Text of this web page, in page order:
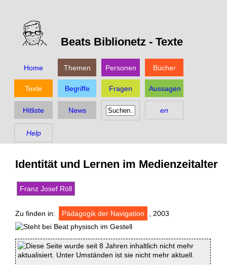
Beats Biblionetz - Texte
Home Themen Personen Bücher
Texte Begriffe Fragen Aussagen
Hitliste News en
Help
Identität und Lernen im Medienzeitalter
Franz Josef Röll
Zu finden in: Pädagogik der Navigation , 2003
Diese Seite wurde seit 8 Jahren inhaltlich nicht mehr
aktualisiert. Unter Umständen ist sie nicht mehr aktuell.